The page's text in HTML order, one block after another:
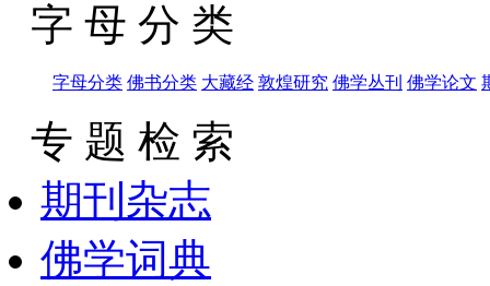
字 母 分 类
字母分类 佛书分类 大藏经 敦煌研究 佛学丛刊 佛学论文
专 题 检 索
期刊杂志
佛学词典